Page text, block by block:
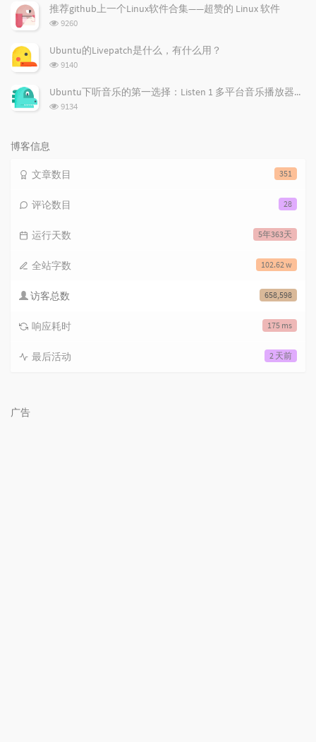
次
数:
推荐github上一个Linux软件合集——超赞的 Linux 软件
浏
次
9260
Ubuntu的Livepatch是什么，有什么用？
浏
次
9140
Ubuntu下听音乐的第一选择：Listen 1 多平台音乐播放器，所有免费音乐一应俱全！
浏
9134
博客信息
351
文章数目
28
评论数目
5年363天
运行天数
102.62 w
全站字数
658,598
访客总数
175 ms
响应耗时
2 天前
最后活动
广告